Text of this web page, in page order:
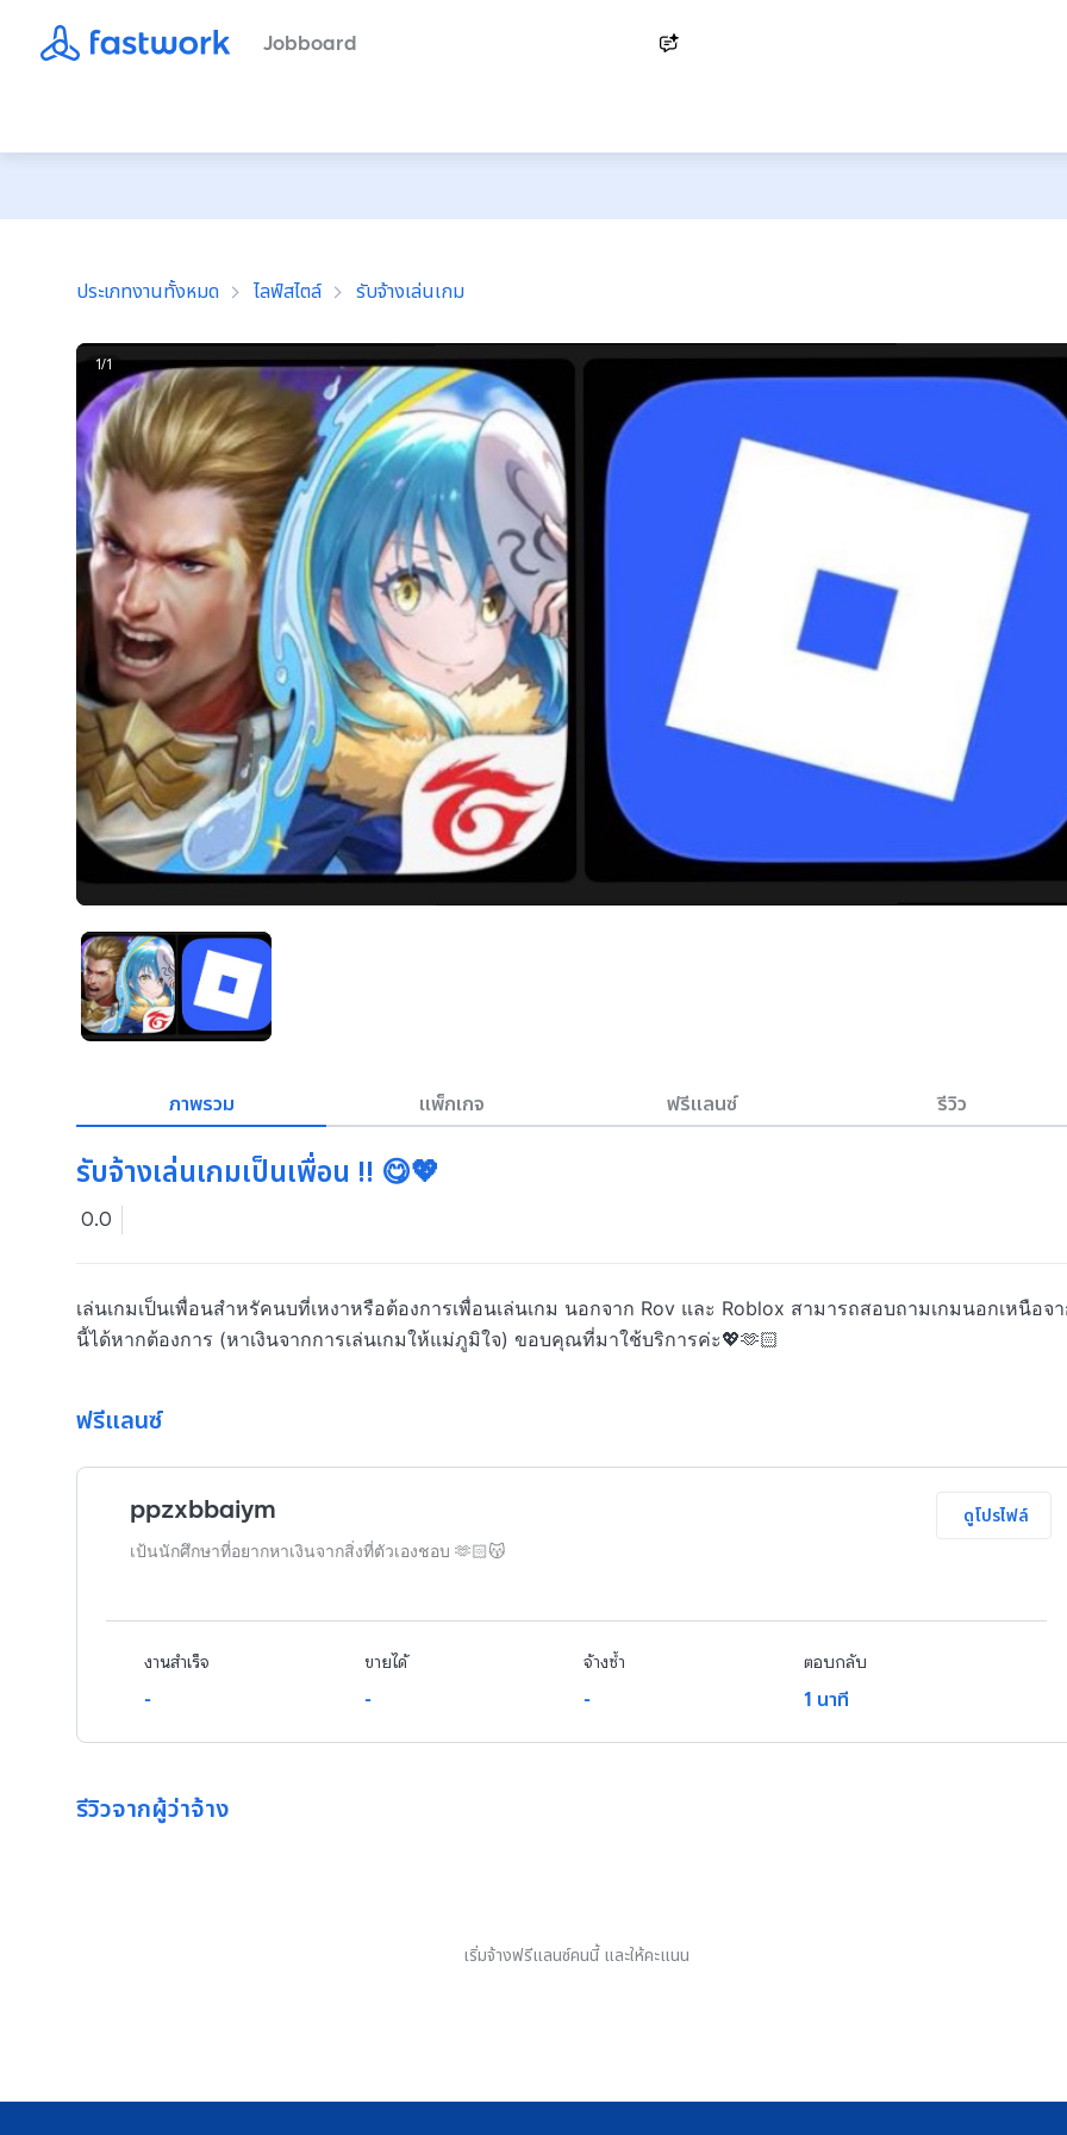
Jobboard
ประเภทงานทั้งหมด ไลฟ์สไตล์ รับจ้างเล่นเกม
1/1
ภาพรวม แพ็กเกจ ฟรีแลนซ์ รีวิว
รับจ้างเล่นเกมเป็นเพื่อน !! 😋💖
0.0
เล่นเกมเป็นเพื่อนสำหรัคนบที่เหงาหรือต้องการเพื่อนเล่นเกม นอกจาก Rov และ Roblox สามารถสอบถามเกมนอกเหนือจ
นี้ได้หากต้องการ (หาเงินจากการเล่นเกมให้แม่ภูมิใจ) ขอบคุณที่มาใช้บริการค่ะ💖🫶🏻
ฟรีแลนซ์
ppzxbbaiym
เป้นนักศึกษาที่อยากหาเงินจากสิ่งที่ตัวเองชอบ 🫶🏻😽
ดูโปรไฟล์
งานสำเร็จ
-
ขายได้
-
จ้างซ้ำ
-
ตอบกลับ
1 นาที
รีวิวจากผู้ว่าจ้าง
เริ่มจ้างฟรีแลนซ์คนนี้ และให้คะแนน